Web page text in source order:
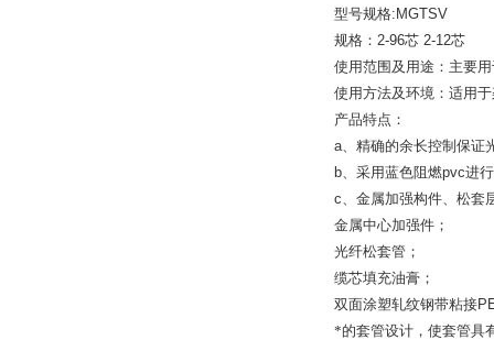
型号规格:MGTSV
规格： 2-96芯 2-12芯
使用范围及用途：主要
使用方法及环境：适用
产品特点：
a、精确的余长控制保证
b、采用蓝色阻燃pvc进
c、金属加强构件、松套
金属中心加强件；
光纤松套管；
缆芯填充油膏；
双面涂塑轧纹钢带粘接
*的套管设计，使套管具